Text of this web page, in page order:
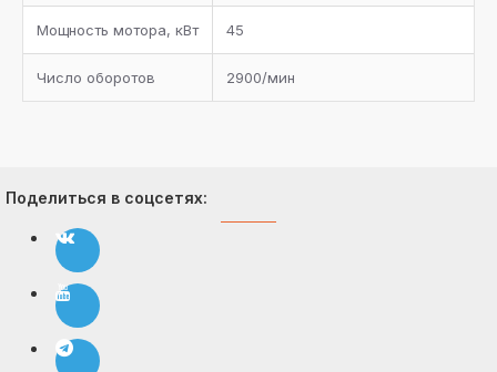
Мощность мотора, кВт 45
Число оборотов 2900/мин
Поделиться в соцсетях: